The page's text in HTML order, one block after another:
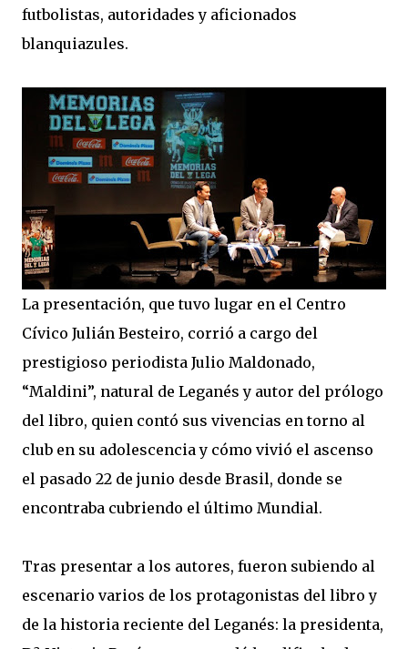
futbolistas, autoridades y aficionados
blanquiazules.
La presentación, que tuvo lugar en el Centro
Cívico Julián Besteiro, corrió a cargo del
prestigioso periodista Julio Maldonado,
“Maldini”, natural de Leganés y autor del prólogo
del libro, quien contó sus vivencias en torno al
club en su adolescencia y cómo vivió el ascenso
el pasado 22 de junio desde Brasil, donde se
encontraba cubriendo el último Mundial.
Tras presentar a los autores, fueron subiendo al
escenario varios de los protagonistas del libro y
de la historia reciente del Leganés: la presidenta,